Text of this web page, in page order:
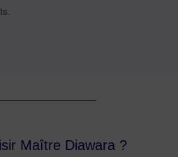
Maître Diawara ?